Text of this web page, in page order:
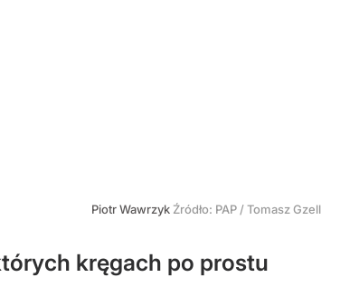
Piotr Wawrzyk Źródło: PAP /Tomasz Gzell
kręgach po prostu